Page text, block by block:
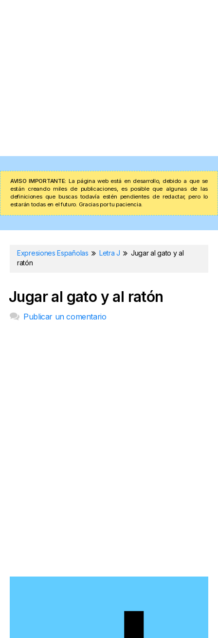
AVISO IMPORTANTE: La página web está en desarrollo, debido a que se
están creando miles de publicaciones, es posible que algunas de las
definiciones que buscas todavía estén pendientes de redactar, pero lo
estarán todas en el futuro. Gracias por tu paciencia.
Expresiones Españolas Letra J
Jugar al gato y al
ratón
Jugar al gato y al ratón
Publicar un comentario